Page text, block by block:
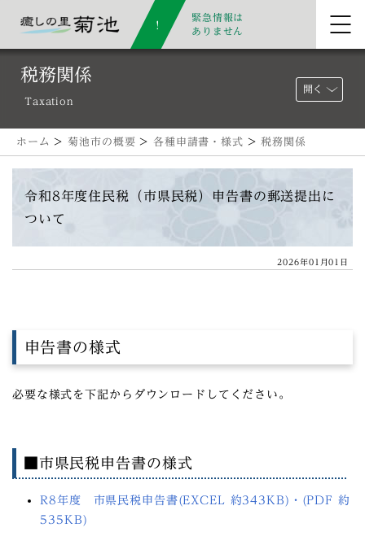
緊急情報は
ありません
税務関係
Taxation
開く
ホーム > 菊池市の概要 > 各種申請書・様式 >税務関係
令和8年度住民税（市県民税）申告書の郵送提出に
ついて
2026年01月01日
申告書の様式
必要な様式を下記からダウンロードしてください。
■市県民税申告書の様式
R8年度 市県民税申告書(EXCEL 約343KB) ・(PDF 約
535KB)